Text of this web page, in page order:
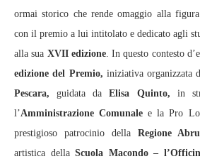
ormai storico che rende omaggio alla
con il premio a lui intitolato e dedicato agli
alla sua XVII edizione. In questo contesto
edizione del Premio, iniziativa organizzata
Pescara, guidata daElisa Quinto, in
l’Amministrazione Comunale e la Pro
prestigioso patrocinio della Regione
artistica della Scuola Macondo –